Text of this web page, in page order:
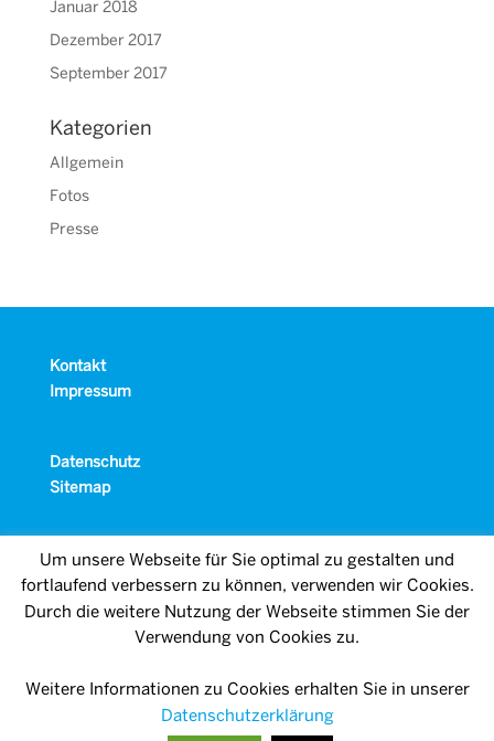
Januar 2018
Dezember 2017
September 2017
Kategorien
Allgemein
Fotos
Presse
Kontakt
Impressum
Datenschutz
Sitemap
Um unsere Webseite für Sie optimal zu gestalten und
fortlaufend verbessern zu können, verwenden wir Cookies.
Durch die weitere Nutzung der Webseite stimmen Sie der
Verwendung von Cookies zu.
Weitere Informationen zu Cookies erhalten Sie in unserer
Datenschutzerklärung